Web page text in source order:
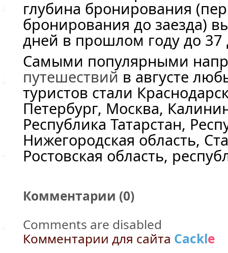
глубина бронирования
бронирования до заезда)
дней в прошлом году до 37
Самыми популярными
путешествий в августе
туристов стали
Петербург, Москва,
Республика Татарстан,
Нижегородская область,
Ростовская область,
Комментарии (0)
Comments are disabled
Комментарии для сайта Cackle